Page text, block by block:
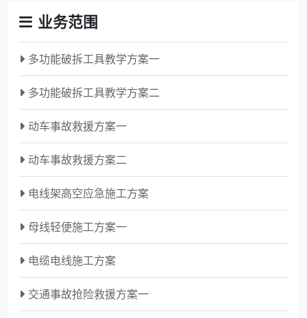
业务范围
多功能破拆工具教学方案一
多功能破拆工具教学方案二
动车事故救援方案一
动车事故救援方案二
电线架高空应急施工方案
母线轻便施工方案一
电缆电线施工方案
交通事故抢险救援方案一